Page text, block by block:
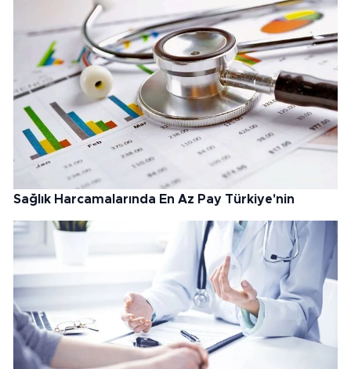
Sağlık Harcamalarında En Az Pay Türkiye'nin